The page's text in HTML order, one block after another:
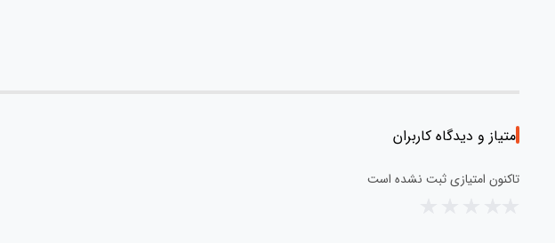
امتیاز و دیدگاه کاربران
تاکنون امتیازی ثبت نشده است